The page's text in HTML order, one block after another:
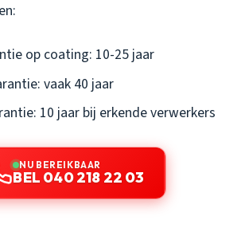
op coating: 10-25 jaar
vaak 40 jaar
10 jaar bij erkende verwerkers
NU BEREIKBAAR
BEL 040 218 22 03